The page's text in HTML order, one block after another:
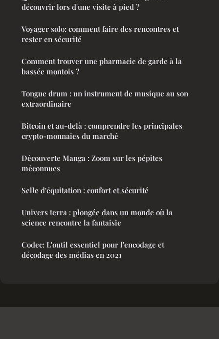
découvrir lors d'une visite à pied ?
Voyager solo: comment faire des rencontres et
rester en sécurité
Comment trouver une pharmacie de garde à la
bassée montois ?
Tongue drum : un instrument de musique au son
extraordinaire
Bitcoin et au-delà : comprendre les principales
crypto-monnaies du marché
Découverte Manga : Zoom sur les pépites
méconnues
Selle d'équitation : confort et sécurité
Univers terra : plongée dans un monde où la
science rencontre la fantaisie
Codec: L'outil essentiel pour l'encodage et
décodage des médias en 2021